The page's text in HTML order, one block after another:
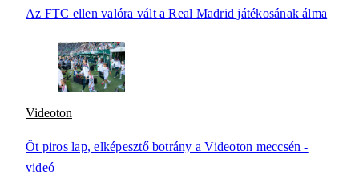
Az FTC ellen valóra vált a Real Madrid játékosának álma
Videoton
Öt piros lap, elképesztő botrány a Videoton meccsén -
videó